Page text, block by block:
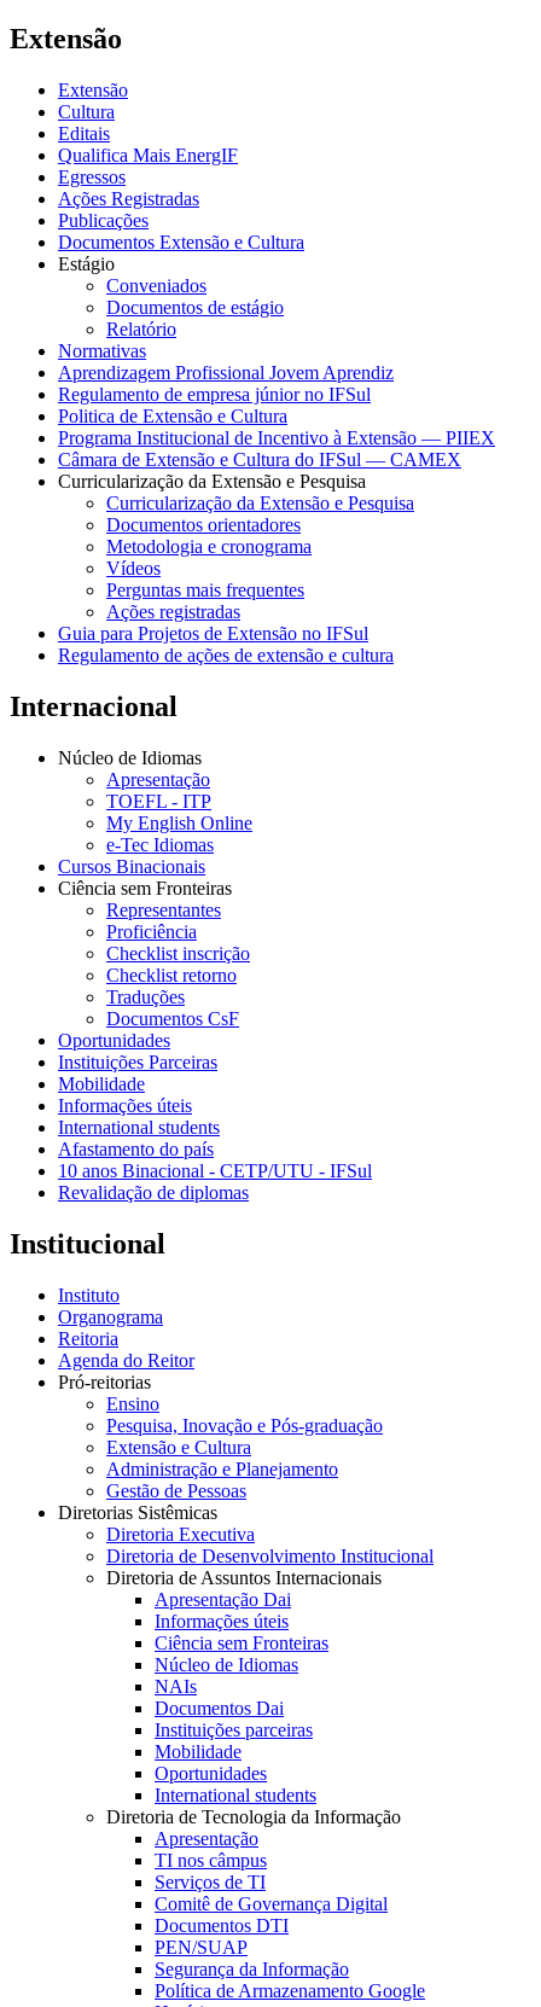
Extensão
Extensão
Cultura
Editais
Qualifica Mais EnergIF
Egressos
Ações Registradas
Publicações
Documentos Extensão e Cultura
Estágio
Conveniados
Documentos de estágio
Relatório
Normativas
Aprendizagem Profissional Jovem Aprendiz
Regulamento de empresa júnior no IFSul
Politica de Extensão e Cultura
Programa Institucional de Incentivo à Extensão — PIIEX
Câmara de Extensão e Cultura do IFSul — CAMEX
Curricularização da Extensão e Pesquisa
Curricularização da Extensão e Pesquisa
Documentos orientadores
Metodologia e cronograma
Vídeos
Perguntas mais frequentes
Ações registradas
Guia para Projetos de Extensão no IFSul
Regulamento de ações de extensão e cultura
Internacional
Núcleo de Idiomas
Apresentação
TOEFL - ITP
My English Online
e-Tec Idiomas
Cursos Binacionais
Ciência sem Fronteiras
Representantes
Proficiência
Checklist inscrição
Checklist retorno
Traduções
Documentos CsF
Oportunidades
Instituições Parceiras
Mobilidade
Informações úteis
International students
Afastamento do país
10 anos Binacional - CETP/UTU - IFSul
Revalidação de diplomas
Institucional
Instituto
Organograma
Reitoria
Agenda do Reitor
Pró-reitorias
Ensino
Pesquisa, Inovação e Pós-graduação
Extensão e Cultura
Administração e Planejamento
Gestão de Pessoas
Diretorias Sistêmicas
Diretoria Executiva
Diretoria de Desenvolvimento Institucional
Diretoria de Assuntos Internacionais
Apresentação Dai
Informações úteis
Ciência sem Fronteiras
Núcleo de Idiomas
NAIs
Documentos Dai
Instituições parceiras
Mobilidade
Oportunidades
International students
Diretoria de Tecnologia da Informação
Apresentação
TI nos câmpus
Serviços de TI
Comitê de Governança Digital
Documentos DTI
PEN/SUAP
Segurança da Informação
Política de Armazenamento Google